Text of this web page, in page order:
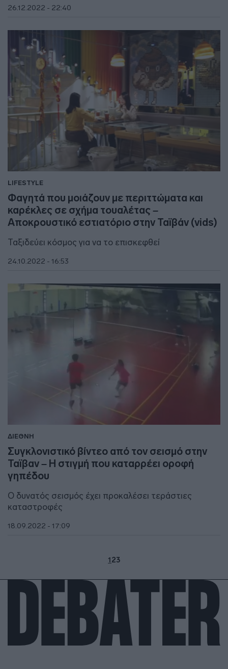
26.12.2022 - 22:40
LIFESTYLE
Φαγητά που μοιάζουν με περιττώματα και
καρέκλες σε σχήμα τουαλέτας –
Αποκρουστικό εστιατόριο στην Ταϊβάν (vids)
Ταξιδεύει κόσμος για να το επισκεφθεί
24.10.2022 - 16:53
ΔΙΕΘΝΗ
Συγκλονιστικό βίντεο από τον σεισμό στην
Ταϊβαν – Η στιγμή που καταρρέει οροφή
γηπέδου
Ο δυνατός σεισμός έχει προκαλέσει τεράστιες
καταστροφές
18.09.2022 - 17:09
123